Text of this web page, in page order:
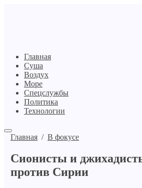
Главная
Суша
Воздух
Море
Спецслужбы
Политика
Технологии
Главная/ В фокусе
Сионисты и
против Сирии